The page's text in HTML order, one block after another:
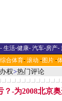
- 生活-健康- 汽车-房产-
综合体育- 滚动 -图片 -
权>热门评论
？-为2008北京